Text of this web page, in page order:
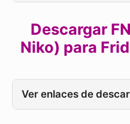
Descargar
Niko) para
Ver enlaces de